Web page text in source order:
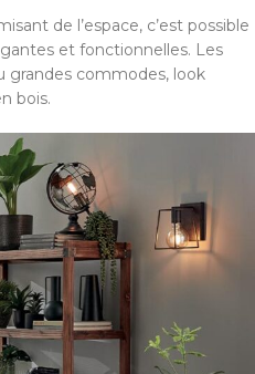
de l’espace, c’est possible
et fonctionnelles. Les
grandes commodes, look
bois.